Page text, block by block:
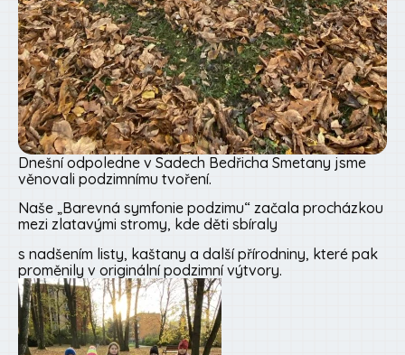
Dnešní odpoledne v Sadech Bedřicha Smetany jsme
věnovali podzimnímu tvoření.
Naše „Barevná symfonie podzimu“ začala procházkou
mezi zlatavými stromy, kde děti sbíraly
s nadšením listy, kaštany a další přírodniny, které pak
proměnily v originální podzimní výtvory.